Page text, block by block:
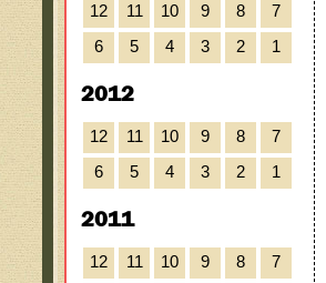
12 11 10 9 8
7
6
5 4 3 2 1
2012
12 11 10 9 8
7
6
5 4 3 2 1
2011
12 11 10 9 8
7